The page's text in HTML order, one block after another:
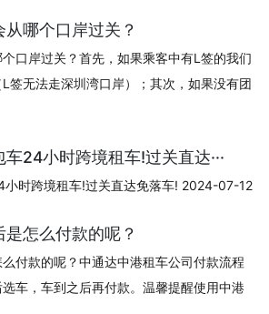
哪个口岸过关？
口岸过关？首先，如果乘客中有L签的我们
签无法走深圳湾口岸）；其次，如果没有团
24小时跨境租车!过关直达···
小时跨境租车!过关直达免落车! 2024-07-12
怎么付款的呢？
付款的呢？中通达中港租车公司付款流程
车，车到之后再付款。温馨提醒使用中港